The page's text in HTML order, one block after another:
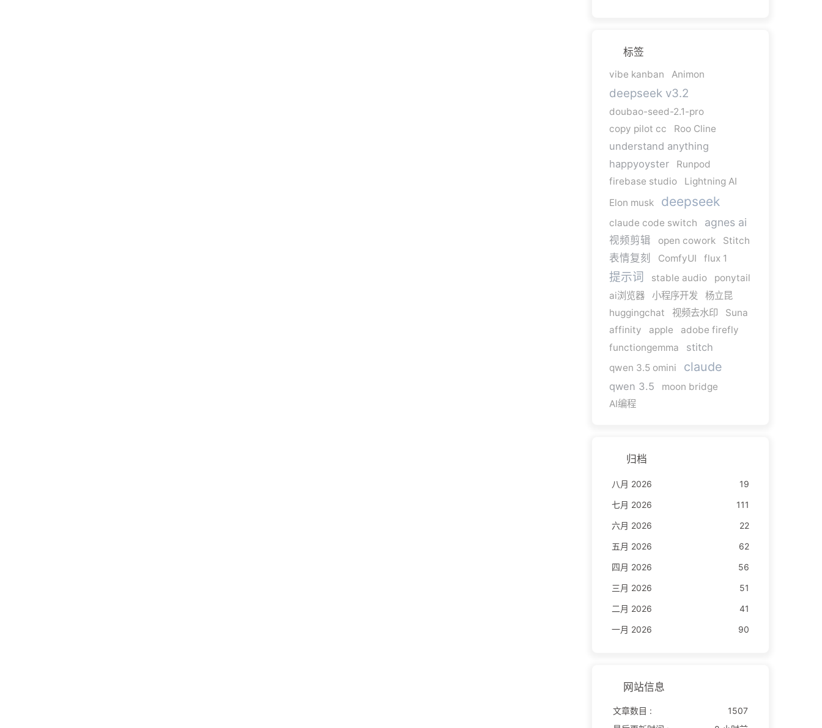
标签
vibe kanban Animon
deepseek v3.2
doubao-seed-2.1-pro
copy pilot cc
Roo Cline
understand anything
happyoyster
Runpod
firebase studio
Lightning AI
Elon musk
deepseek
claude code switch agnes ai
视频剪辑 open cowork Stitch
表情复刻 ComfyUI flux 1
提示词 stable audio
ponytail
ai浏览器
小程序开发
杨立昆
huggingchat
视频去水印
Suna
affinity
apple
adobe firefly
functiongemma
stitch
qwen 3.5 omini claude
qwen 3.5
moon bridge
AI编程
归档
八月 2026
19
七月 2026
111
六月 2026
22
五月 2026
62
四月 2026
56
三月 2026
51
二月 2026
41
一月 2026
90
网站信息
文章数目 :
1507